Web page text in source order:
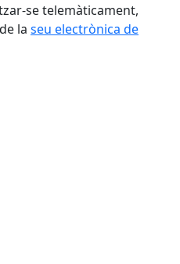
se telemàticament,
la seu electrònica de